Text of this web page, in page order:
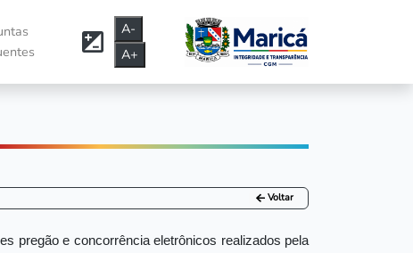
A-
A+
Voltar
pregão e concorrência eletrônicos realizados pela